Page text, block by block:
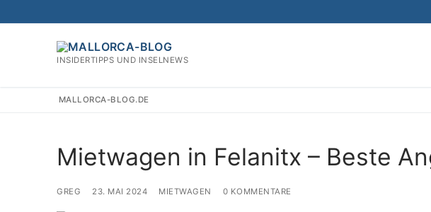
Inhalt
INSIDERTIPPS UND INSELNEWS
MALLORCA-BLOG.DE
Mietwagen in Felanitx – Beste
GREG 23. MAI 2024 MIETWAGEN 0 KOMMENTARE